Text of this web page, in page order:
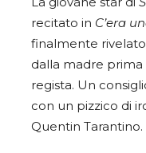
recitato in C’era
finalmente
dalla madre
regista. Un
con un pizzico di
Quentin Tarantino.